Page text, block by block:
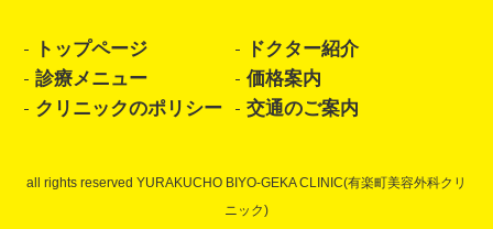
トップページ
ドクター紹介
診療メニュー
価格案内
クリニックのポリシー
交通のご案内
all rights reserved YURAKUCHO BIYO-GEKA CLINIC(有楽町美容外科クリ
ニック)